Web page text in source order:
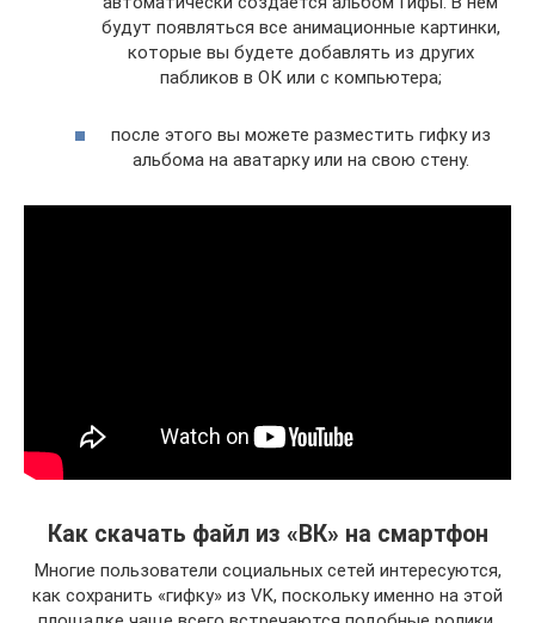
будут появляться все анимационные картинки,
которые вы будете добавлять из других
пабликов в ОК или с компьютера;
после этого вы можете разместить гифку из
альбома на аватарку или на свою стену.
Как скачать файл из «ВК» на смартфон
Многие пользователи социальных сетей интересуются,
как сохранить «гифку» из VK, поскольку именно на этой